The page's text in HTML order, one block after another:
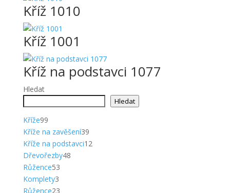
Kříž 1010
Kříž 1001
Kříž na podstavci 1077
Hledat
Hledat
Kříže9999
produktů
Kříže na zavěšení3939
produktů
Kříže na podstavci1212
Dřevořezby4848
Růžence5353
Komplety33
produkty
Růžence2323